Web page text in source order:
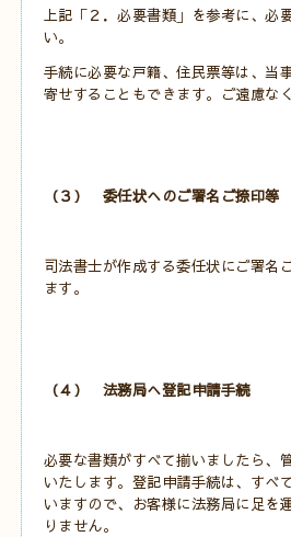
上記「２．必要書類」を参考に、必
い。
手続に必要な戸籍、住民票等は、当
寄せすることもできます。ご遠慮な
（３） 委任状へのご署名ご捺印等
司法書士が作成する委任状にご署名
ます。
（４） 法務局へ登記申請手続
必要な書類がすべて揃いましたら、
いたします。登記申請手続は、すべ
いますので、お客様に法務局に足を
りません。